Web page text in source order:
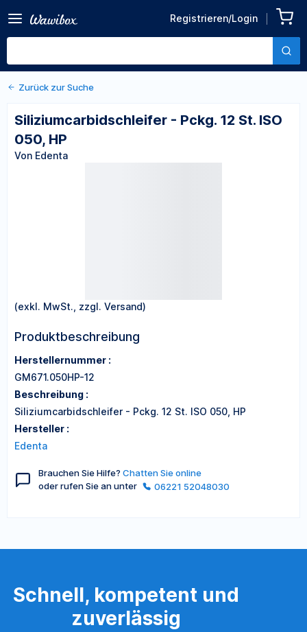
Registrieren/Login
Pckg. 12 St. ISO 050, HP
Von Edenta
Zurück zu den Produktdetails
Zurück zur Suche
Siliziumcarbidschleifer - Pckg. 12 St. ISO
050, HP
Von Edenta
(exkl. MwSt., zzgl. Versand)
Produktbeschreibung
Herstellernummer :
GM671.050HP-12
Beschreibung :
Siliziumcarbidschleifer - Pckg. 12 St. ISO 050, HP
Hersteller :
Edenta
Brauchen Sie Hilfe? Chatten Sie online
oder rufen Sie an unter
06221 52048030
Schnell, kompetent und
zuverlässig